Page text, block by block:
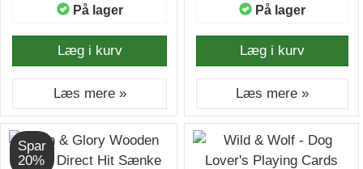
På lager
Læg i kurv
Læs mere »
På lager
Læg i kurv
Læs mere »
Spar
20%